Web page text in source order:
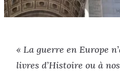
« La guerre en Europe
livres d’Histoire ou à